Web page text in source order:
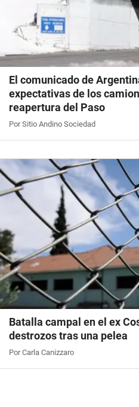
El comunicado de
expectativas de los
reapertura del Paso
Por Sitio Andino Sociedad
Batalla campal en el ex
destrozos tras una pelea
Por Carla Canizzaro